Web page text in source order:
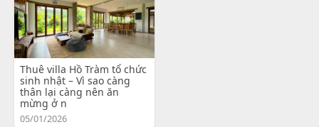
Thuê villa Hồ Tràm tổ chức
sinh nhật – Vì sao càng
thân lại càng nên ăn
mừng ở n
05/01/2026